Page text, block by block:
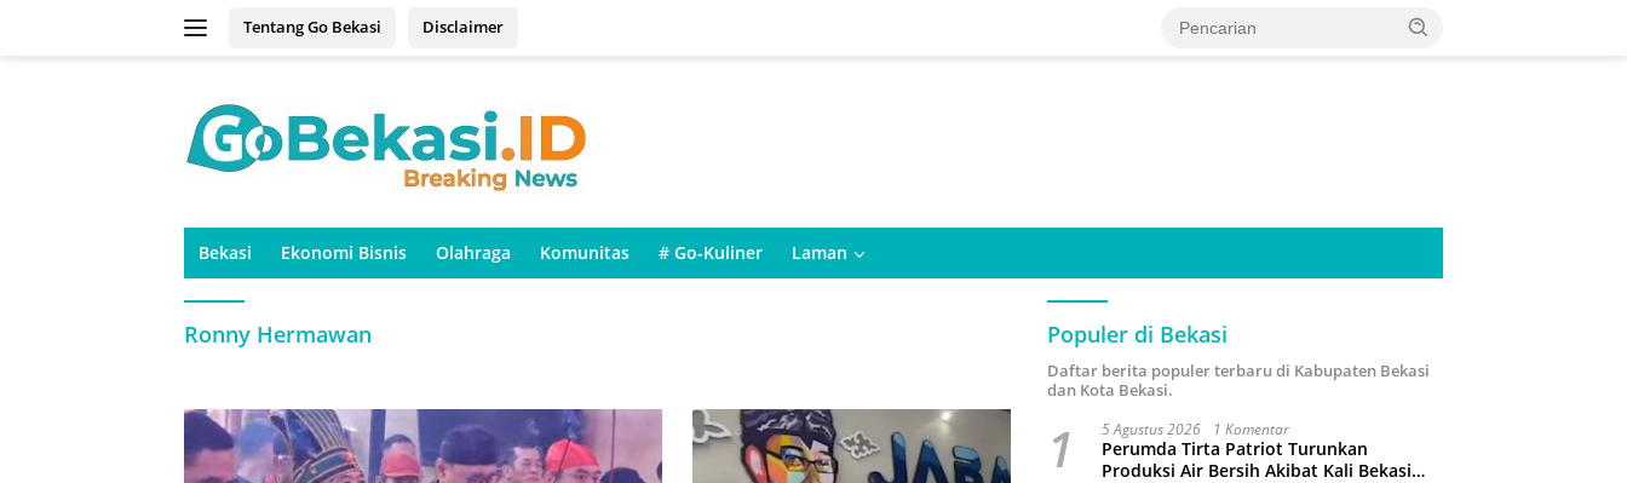
Tentang Go Bekasi Disclaimer
Bekasi Ekonomi Bisnis Olahraga Komunitas # Go-Kuliner Laman
Ronny Hermawan Populer di Bekasi
Daftar berita populer terbaru di Kabupaten Bekasi
dan Kota Bekasi.
1 5 Agustus 2026 1 Komentar
Perumda Tirta Patriot Turunkan
Produksi Air Bersih Akibat Kali Bekasi